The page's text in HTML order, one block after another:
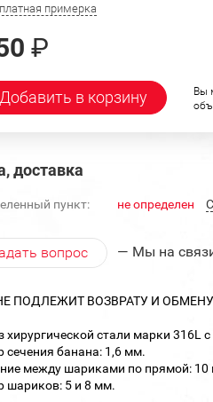
примерка
₽
Добавить в корзину
Вы
доставка
пункт: не определен
вопрос — Мы на
ПОДЛЕЖИТ ВОЗВРАТУ И
хирургической стали марки
сечения банана: 1,6 мм.
между шариками по прямой: 10
шариков: 5 и 8 мм.